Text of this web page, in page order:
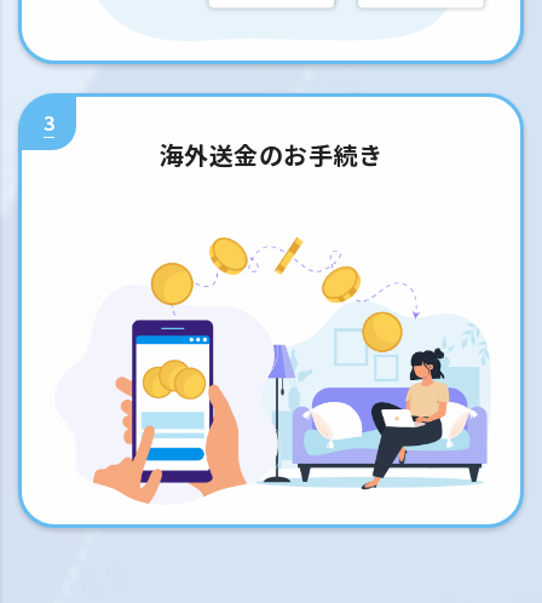
3
海外送金のお手続き